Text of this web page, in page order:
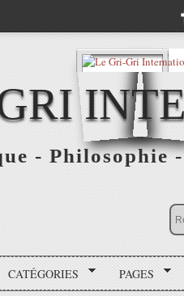
- Philosophie
CATÉGORIES PAGES